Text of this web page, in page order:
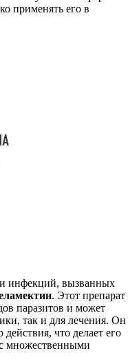
применять его в
инфекций, вызванных
. Этот препарат
паразитов и может
так и для лечения. Он
что делает его
множественными